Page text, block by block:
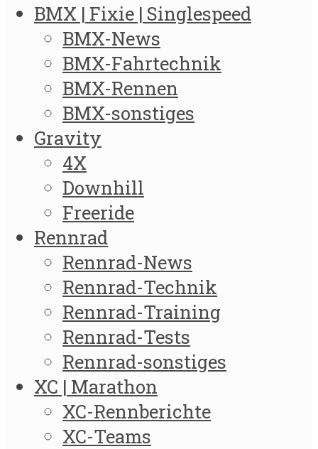
BMX | Fixie | Singlespeed
BMX-News
BMX-Fahrtechnik
BMX-Rennen
BMX-sonstiges
Gravity
4X
Downhill
Freeride
Rennrad
Rennrad-News
Rennrad-Technik
Rennrad-Training
Rennrad-Tests
Rennrad-sonstiges
XC | Marathon
XC-Rennberichte
XC-Teams